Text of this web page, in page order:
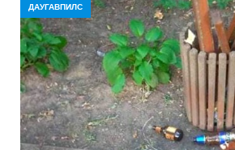
ДАУГАВПИЛС